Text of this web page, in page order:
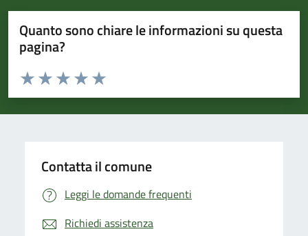
Quanto sono chiare le informazioni su questa
pagina?
Valuta da 1 a 5 stelle la pagina
Valuta 5 stelle su 5
Valuta 4 stelle su 5
Valuta 3 stelle su 5
Valuta 2 stelle su 5
Valuta 1 stelle su 5
Contatta il comune
Leggi le domande frequenti
Richiedi assistenza